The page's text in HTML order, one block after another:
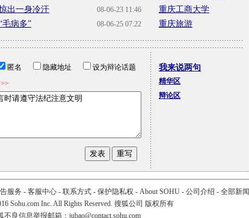
08-06-23 11:46
出一身冷汗
08-06-25 07:22
毛病多”
重庆工商大学
重庆旅游
匿名 隐藏地址
设为辩论话题
我来说两句
精华区
辩论区
服务 - 客服中心- 联系方式- 保护隐私权 - About SOHU- 公司介绍 - 全部新闻
Sohu.com Inc. All Rights Reserved. 搜狐公司 版权所有
不良信息举报邮箱： jubao@contact.sohu.com